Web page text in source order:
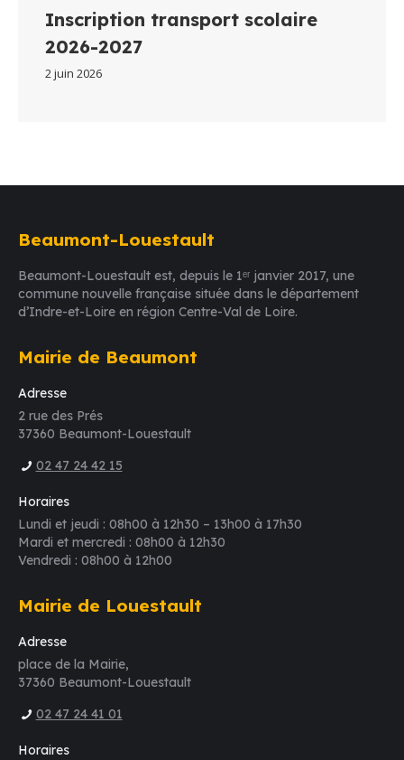
Inscription transport scolaire
2026-2027
2 juin 2026
Beaumont-Louestault
Beaumont-Louestault est, depuis le 1ᵉʳ janvier 2017, une
commune nouvelle française située dans le département
d’Indre-et-Loire en région Centre-Val de Loire.
Mairie de Beaumont
Adresse
2 rue des Prés
37360 Beaumont-Louestault
02 47 24 42 15
Horaires
Lundi et jeudi : 08h00 à 12h30 – 13h00 à 17h30
Mardi et mercredi : 08h00 à 12h30
Vendredi : 08h00 à 12h00
Mairie de Louestault
Adresse
place de la Mairie,
37360 Beaumont-Louestault
02 47 24 41 01
Horaires